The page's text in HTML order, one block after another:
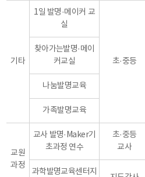
기타
1일 발명·메이커 교
실
초·중등
찾아가는발명·메이
커교실
나눔발명교육
가족발명교육
교원
과정
교사 발명·Maker기
초과정 연수
초·중등
교사
과학발명교육센터지